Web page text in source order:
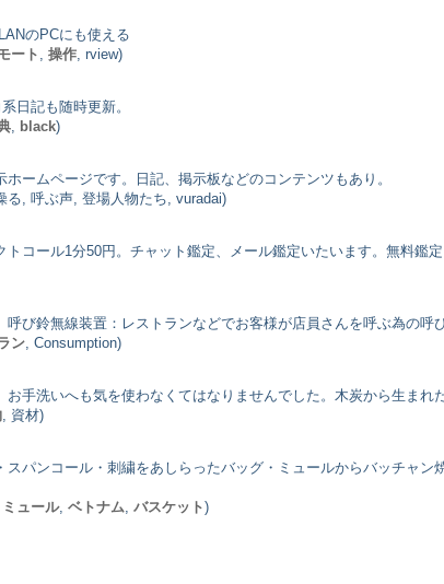
のPCにも使える
ート 操作 , rview)
日記も随時更新。
black)
ームページです。日記、掲示板などのコンテンツもあり。
, 呼ぶ声, 登場人物たち, vuradai)
コール1分50円。チャット鑑定、メール鑑定いたいます。無料鑑
び鈴無線装置：レストランなどでお客様が店員さんを呼ぶ為の呼
ン , Consumption)
手洗いへも気を使わなくてはなりませんでした。木炭から生まれ
, 資材)
パンコール・刺繍をあしらったバッグ・ミュールからバッチャン
ミュール, ベトナム バスケット)